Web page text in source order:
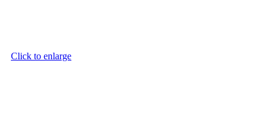
Click to enlarge